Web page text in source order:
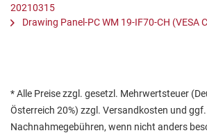
20210315
Drawing Panel-PC WM 19-IF70-CH (VESA
* Alle Preise zzgl. gesetzl. Mehrwertsteuer
Österreich 20%) zzgl. Versandkosten und ggf.
Nachnahmegebühren, wenn nicht anders